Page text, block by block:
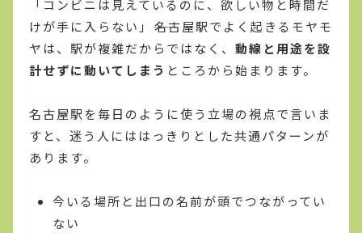
「コンビニは見えているのに、欲しい物と時間だ
けが手に入らない」――名古屋駅でよく起きるモヤモ
ヤは、駅が複雑だからではなく、 動線と用途を設
計せずに動いてしまう ところから始まります。
名古屋駅を毎日のように使う立場の視点で言いま
すと、迷う人にははっきりとした共通パターンが
あります。
今いる場所と出口の名前が頭でつながってい
ない